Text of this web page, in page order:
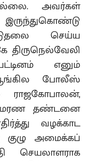
அவர்கள்
செய்ய
திருநெல்வேலி
எனும்
போலீஸ்
ராஜகோபாலன்,
மரண தண்டனை
வழக்காட
குழு அமைக்கப்
செயலாளராக